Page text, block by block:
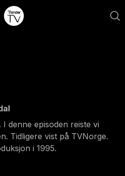
denne episoden reiste vi
Tidligere vist på TVNorge.
i 1995.